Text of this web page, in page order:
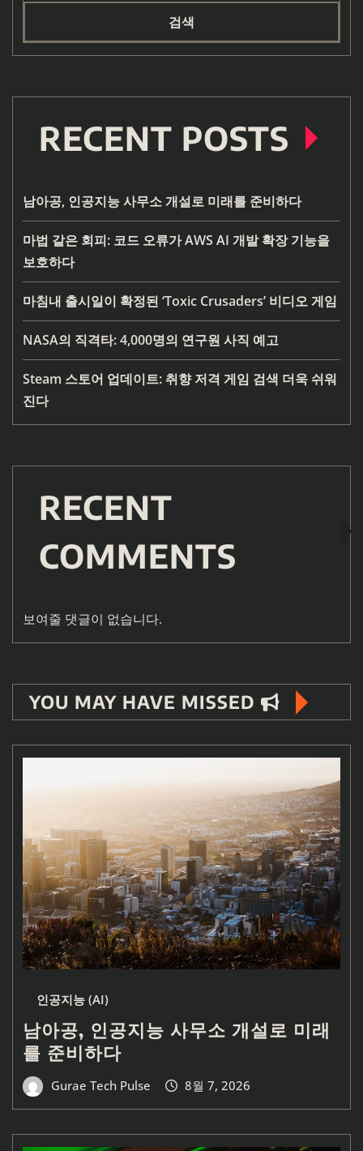
검색
RECENT POSTS
남아공, 인공지능 사무소 개설로 미래를 준비하다
마법 같은 회피: 코드 오류가 AWS AI 개발 확장 기능을
보호하다
마침내 출시일이 확정된 ‘Toxic Crusaders’ 비디오 게임
NASA의 직격타: 4,000명의 연구원 사직 예고
Steam 스토어 업데이트: 취향 저격 게임 검색 더욱 쉬워
진다
RECENT
COMMENTS
보여줄 댓글이 없습니다.
YOU MAY HAVE MISSED
인공지능 (AI)
남아공, 인공지능 사무소 개설로 미래
를 준비하다
Gurae Tech Pulse 8월 7, 2026